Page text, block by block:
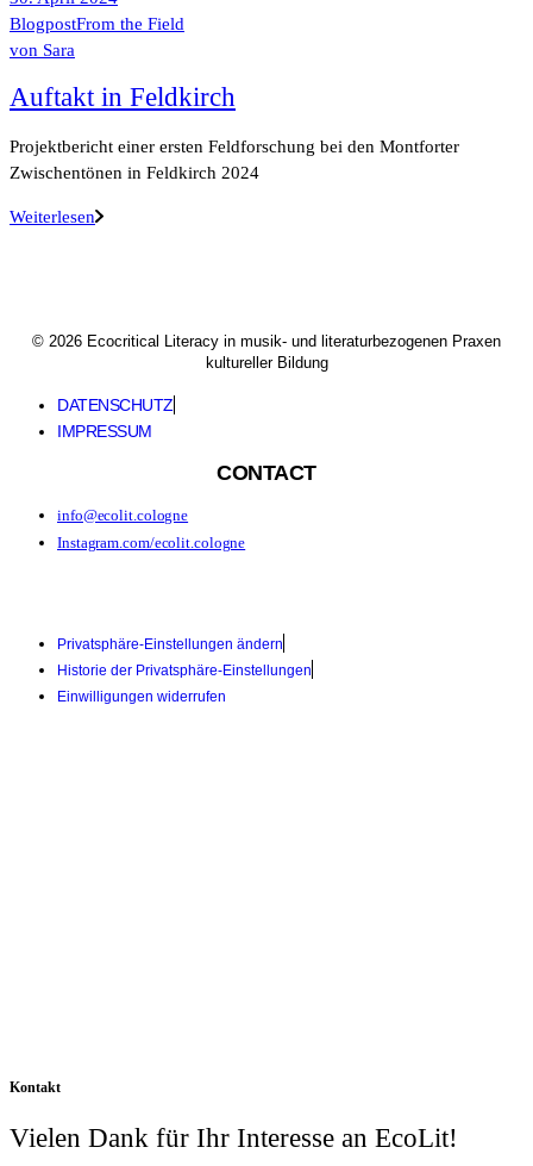
BlogpostFrom the Field
von Sara
Auftakt in Feldkirch
Projektbericht einer ersten Feldforschung bei den Montforter
Zwischentönen in Feldkirch 2024
Weiterlesen
© 2026 Ecocritical Literacy in musik- und literaturbezogenen Praxen
kultureller Bildung
DATENSCHUTZ
IMPRESSUM
CONTACT
info@ecolit.cologne
Instagram.com/ecolit.cologne
Privatsphäre-Einstellungen ändern
Historie der Privatsphäre-Einstellungen
Einwilligungen widerrufen
Kontakt
Vielen Dank für Ihr Interesse an EcoLit!